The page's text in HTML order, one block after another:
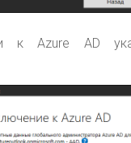
к Azure AD